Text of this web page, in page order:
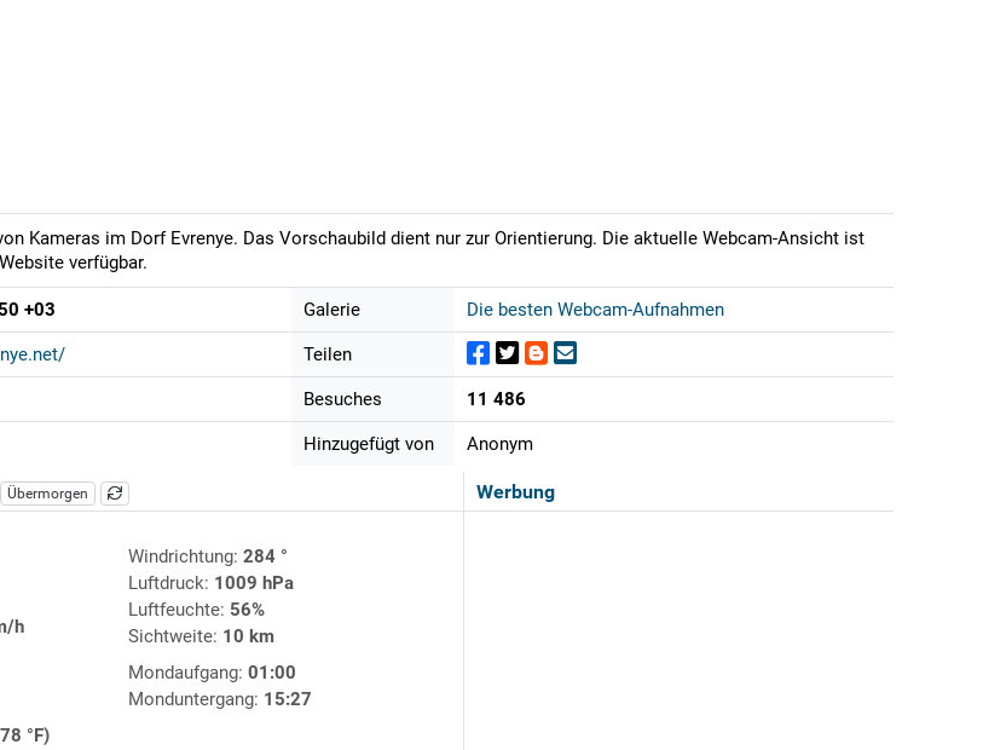
Kameras im Dorf Evrenye. Das Vorschaubild dient nur zur Orientierung. Die aktuelle Webcam-Ansicht ist
verfügbar.
+03 Galerie Die besten Webcam-Aufnahmen
Teilen
Besuches 11 486
Hinzugefügt von Anonym
Werbung
Übermorgen
h
Windrichtung: 284 °
Luftdruck: 1009 hPa
Luftfeuchte: 56%
Sichtweite: 10 km
Mondaufgang: 01:00
Monduntergang: 15:27
°F)